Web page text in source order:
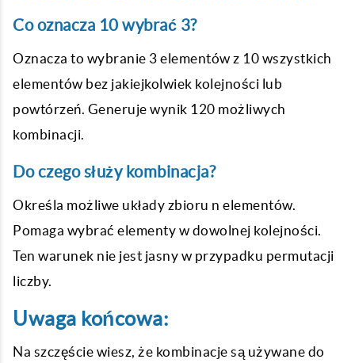
Co oznacza 10 wybrać 3?
Oznacza to wybranie 3 elementów z 10 wszystkich
elementów bez jakiejkolwiek kolejności lub
powtórzeń. Generuje wynik 120 możliwych
kombinacji.
Do czego służy kombinacja?
Określa możliwe układy zbioru n elementów.
Pomaga wybrać elementy w dowolnej kolejności.
Ten warunek nie jest jasny w przypadku permutacji
liczby.
Uwaga końcowa:
Na szczęście wiesz, że kombinacje są używane do